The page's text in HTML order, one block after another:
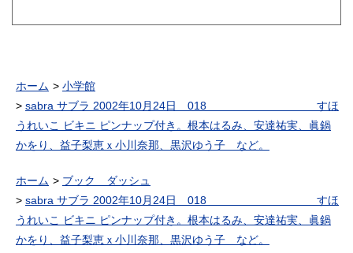
ホーム
小学館
sabra サブラ 2002年10月24日 018 すほ
うれいこ ビキニ ピンナップ付き。根本はるみ、安達祐実、眞鍋
かをり、益子梨恵ｘ小川奈那、黒沢ゆう子 など。
ホーム
ブック ダッシュ
sabra サブラ 2002年10月24日 018 すほ
うれいこ ビキニ ピンナップ付き。根本はるみ、安達祐実、眞鍋
かをり、益子梨恵ｘ小川奈那、黒沢ゆう子 など。